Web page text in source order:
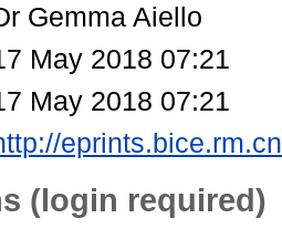
Gemma Aiello
May 2018 07:21
May 2018 07:21
(login required)